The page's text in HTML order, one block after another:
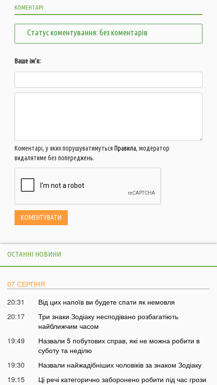
КОМЕНТАРІ:
Статус коментування: без коментарів
Ваше ім'я:
Коментарі, у яких порушуватимуться Правила, модератор
видалятиме без попереджень.
ОСТАННІ НОВИНИ
07 СЕРПНЯ
20:31
Від цих напоїв ви будете спати як немовля
20:17
Три знаки Зодіаку несподівано розбагатіють
найближчим часом
19:49
Назвали 5 побутових справ, які не можна робити в
суботу та неділю
19:30
Назвали найжадібніших чоловіків за знаком Зодіаку
19:15
Ці речі категорично заборонено робити під час грози